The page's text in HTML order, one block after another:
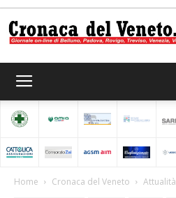
del
Home Cronaca del Veneto Attualità